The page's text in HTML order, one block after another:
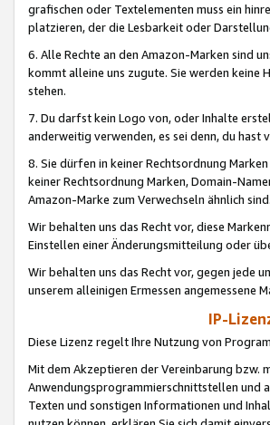
grafischen oder Textelementen muss ein
platzieren, der die Lesbarkeit oder
6. Alle Rechte an den Amazon-Marken sind
kommt alleine uns zugute. Sie werden keine
stehen.
7. Du darfst kein Logo von, oder Inhalte
anderweitig verwenden, es sei denn, du
8. Sie dürfen in keiner Rechtsordnung
keiner Rechtsordnung Marken, Domain-
Amazon-Marke zum Verwechseln ähnlich sind.
Wir behalten uns das Recht vor, diese
Einstellen einer Änderungsmitteilung oder
Wir behalten uns das Recht vor, gegen jede
unserem alleinigen Ermessen angemessene
IP-
Diese Lizenz regelt Ihre Nutzung von
Mit dem Akzeptieren der Vereinbarung
Anwendungsprogrammierschnittstellen und
Texten und sonstigen Informationen und